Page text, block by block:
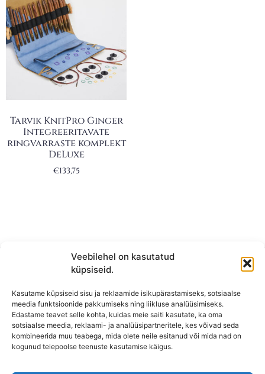
Veebilehel on kasutatud
küpsiseid.
Kasutame küpsiseid sisu ja reklaamide isikupärastamiseks, sotsiaalse
meedia funktsioonide pakkumiseks ning liikluse analüüsimiseks.
Edastame teavet selle kohta, kuidas meie saiti kasutate, ka oma
sotsiaalse meedia, reklaami- ja analüüsipartneritele, kes võivad seda
kombineerida muu teabega, mida olete neile esitanud või mida nad on
kogunud teiepoolse teenuste kasutamise käigus.
Tarvik KnitPro Ginger
Integreeritavate
ringvarraste komplekt
DeLuxe
€133,75
KONTAKT